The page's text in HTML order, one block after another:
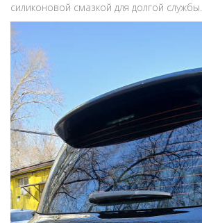
силиконовой смазкой для долгой службы.